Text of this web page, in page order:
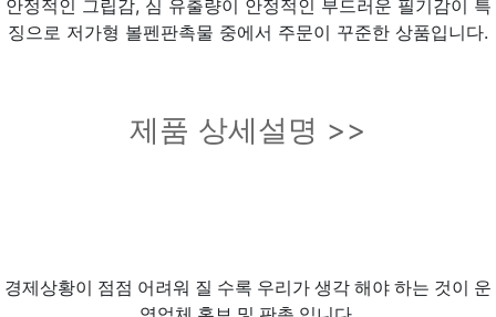
안정적인 그립감, 심 유출량이 안정적인 부드러운 필기감이 특
징으로 저가형 볼펜판촉물 중에서 주문이 꾸준한 상품입니다.
제품 상세설명 >>
경제상황이 점점 어려워 질 수록 우리가 생각 해야 하는 것이 운